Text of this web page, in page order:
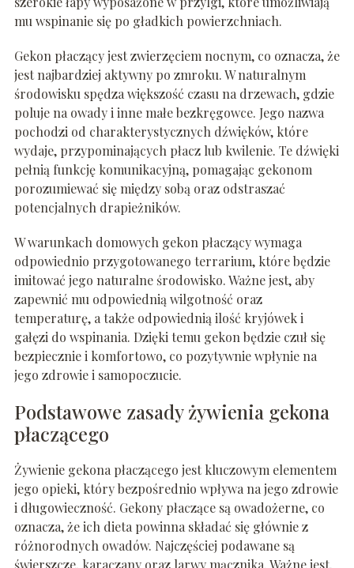
mu wspinanie się po gładkich powierzchniach.
Gekon płaczący jest zwierzęciem nocnym, co oznacza, że
jest najbardziej aktywny po zmroku. W naturalnym
środowisku spędza większość czasu na drzewach, gdzie
poluje na owady i inne małe bezkręgowce. Jego nazwa
pochodzi od charakterystycznych dźwięków, które
wydaje, przypominających płacz lub kwilenie. Te dźwięki
pełnią funkcję komunikacyjną, pomagając gekonom
porozumiewać się między sobą oraz odstraszać
potencjalnych drapieżników.
W warunkach domowych gekon płaczący wymaga
odpowiednio przygotowanego terrarium, które będzie
imitować jego naturalne środowisko. Ważne jest, aby
zapewnić mu odpowiednią wilgotność oraz
temperaturę, a także odpowiednią ilość kryjówek i
gałęzi do wspinania. Dzięki temu gekon będzie czuł się
bezpiecznie i komfortowo, co pozytywnie wpłynie na
jego zdrowie i samopoczucie.
Podstawowe zasady żywienia gekona
płaczącego
Żywienie gekona płaczącego jest kluczowym elementem
jego opieki, który bezpośrednio wpływa na jego zdrowie
i długowieczność. Gekony płaczące są owadożerne, co
oznacza, że ich dieta powinna składać się głównie z
różnorodnych owadów. Najczęściej podawane są
świerszcze, karaczany oraz larwy mącznika. Ważne jest,